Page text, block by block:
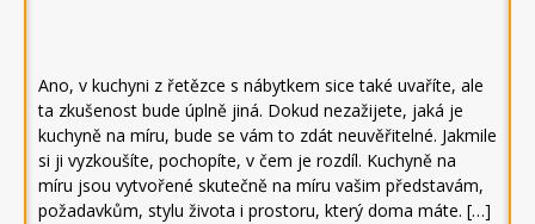
Ano, v kuchyni z řetězce s nábytkem sice také uvaříte, ale
ta zkušenost bude úplně jiná. Dokud nezažijete, jaká je
kuchyně na míru, bude se vám to zdát neuvěřitelné. Jakmile
si ji vyzkoušíte, pochopíte, v čem je rozdíl. Kuchyně na
míru jsou vytvořené skutečně na míru vašim představám,
požadavkům, stylu života i prostoru, který doma máte. […]